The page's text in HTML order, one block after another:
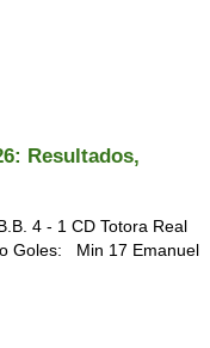
Resultados,
4 - 1 CD Totora Real
Goles: Min 17 Emanuel